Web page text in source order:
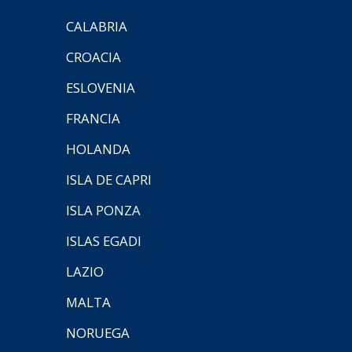
CALABRIA
CROACIA
ESLOVENIA
FRANCIA
HOLANDA
ISLA DE CAPRI
ISLA PONZA
ISLAS EGADI
LAZIO
MALTA
NORUEGA